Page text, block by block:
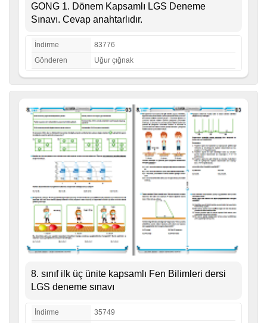
GONG 1. Dönem Kapsamlı LGS Deneme
Sınavı. Cevap anahtarlıdır.
İndirme
83776
Gönderen
Uğur çığnak
8. sınıf ilk üç ünite kapsamlı Fen Bilimleri dersi
LGS deneme sınavı
İndirme
35749